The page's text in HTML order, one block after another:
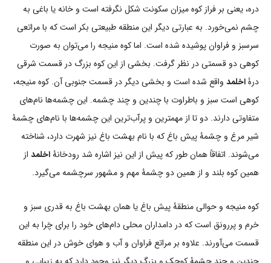
دره، یعنی بر فراز کوه میزان سکونت شکل نگرفته است و خانه یا باغی به
چشم نمی‌خورد. به عبارتی دیگر این منطقه طبیعتی بکر است که با مراتعی
سرسبز و فراوان پوشیده شده است. اما کوه منیجه را می‌توان به صورت
کوهی دو قسمتی در نظر گرفت. بخشی از این کوه بزرگ در قسمت شرقی
درۀاخلمد واقع شده است و بخشی دیگر در قسمت جنوبی آن. کوه منیجه،
کوهی است سبز و باطراوت با چندین و چند چشمه. این چشمه‌ها نام‌های
متفاوتی دارند. دو تا از مهمترین و پرآب‌ترین این چشمه‌ها با نام‌های چشمۀ
شیر مرغ و چشمۀ پیش باغ که با نام بهشت باغ نیز شهرت دارد، شناخته
می‌شوند. اتفاقاً همان طور که پیش از این نیز اشاره شد رودخانۀاخلمد از
همین کوه بلند و از همین دو چشمۀ مهم و مشهور سرچشمه می‌گیرد.
کوه منیجه و حوالی منطقۀ پیش باغ یا همان بهشت باغ به قدری سبز و
خرم و پررونق است که در دامداران محلی دام‌های خود را برای چَرا به این
قسمت می‌آورند. علاوه بر مراتع فراوان و آب و هوای خوش در این منطقه